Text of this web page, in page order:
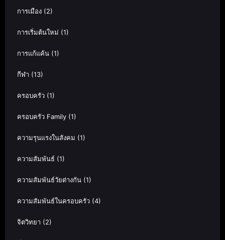
การเมือง (2)
การเริ่มต้นใหม่ (1)
การแก้แค้น (1)
กีฬา (13)
ครอบครัว (1)
ครอบครัว Family (1)
ความรุนแรงในสังคม (1)
ความสัมพันธ์ (1)
ความสัมพันธ์วัยต่างกัน (1)
ความสัมพันธ์ในครอบครัว (4)
จิตวิทยา (2)